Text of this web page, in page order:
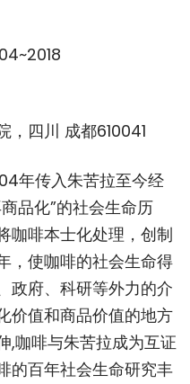
，四川 成都610041
年传入朱苦拉至今经
品化”的社会生命历
咖啡本士化处理，创制
，使咖啡的社会生命得
政府、科研等外力的介
价值和商品价值的地方
,咖啡与朱苦拉成为互证
的百年社会生命研究丰